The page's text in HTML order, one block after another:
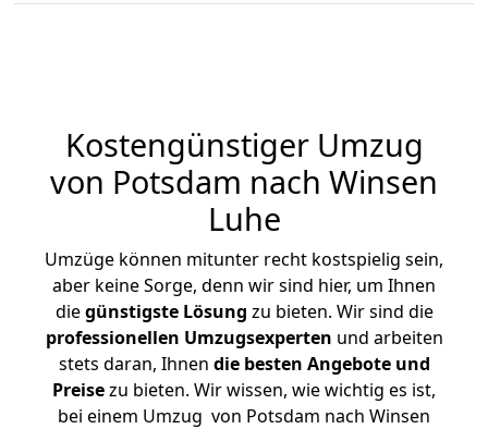
Kostengünstiger Umzug
von Potsdam nach Winsen
Luhe
Umzüge können mitunter recht kostspielig sein,
aber keine Sorge, denn wir sind hier, um Ihnen
diegünstigste Lösung zu bieten. Wir sind die
professionellen Umzugsexperten und arbeiten
stets daran, Ihnen die besten Angebote und
Preisezu bieten. Wir wissen, wie wichtig es ist,
bei einem Umzug von Potsdam nach Winsen